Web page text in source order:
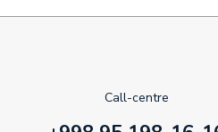
Call-centre